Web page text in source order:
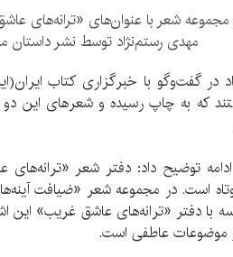
شعر با عنوان‌های «ترانه‌های
مهدی رستم‌نژاد توسط نشر داستان
در گفت‌وگو با خبرگزاری کتاب
که به چاپ رسیده و شعرهای این
با دفتر «ترانه‌های عاشق غریب» این
موضوعات عاطفی است.